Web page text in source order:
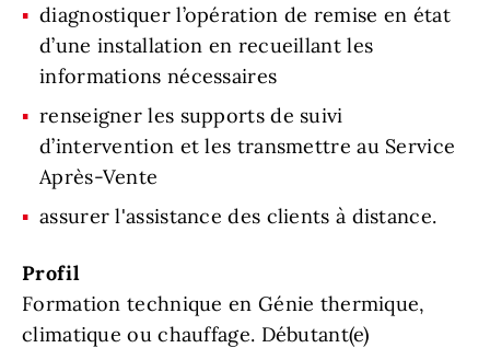
diagnostiquer l’opération de remise en état
d’une installation en recueillant les
informations nécessaires
renseigner les supports de suivi
d’intervention et les transmettre au Service
Après-Vente
assurer l'assistance des clients à distance.
Profil
Formation technique en Génie thermique,
climatique ou chauffage. Débutant(e)